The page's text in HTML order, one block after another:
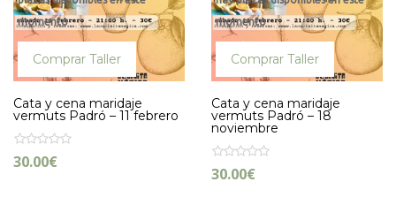
momento
Comprar Taller
Cata y cena maridaje
vermuts Padró – 11 febrero
30.00€
momento
Comprar Taller
Cata y cena maridaje
vermuts Padró – 18
noviembre
30.00€